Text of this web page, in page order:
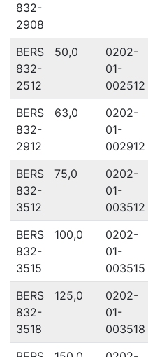
832-
2908
BERS
832-
2512
50,0
0202-
01-
002512
BERS
832-
2912
63,0
0202-
01-
002912
BERS
832-
3512
75,0
0202-
01-
003512
BERS
832-
3515
100,0
0202-
01-
003515
BERS
832-
3518
125,0
0202-
01-
003518